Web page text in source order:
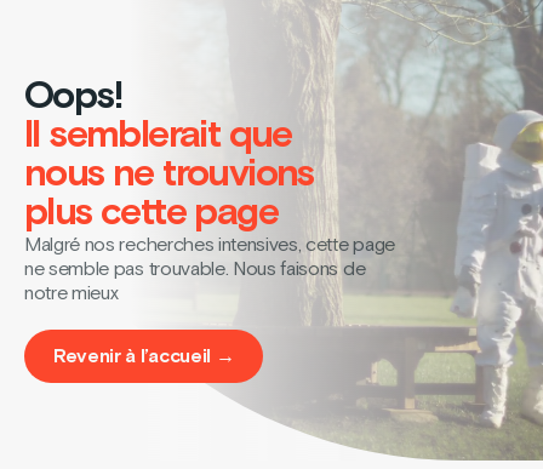
Oops!
Il semblerait que
nous ne trouvions
plus cette page
Malgré nos recherches intensives, cette page
ne semble pas trouvable. Nous faisons de
notre mieux
Revenir à l’accueil →